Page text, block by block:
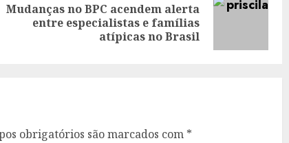
Previous
Next
Mudanças no BPC acendem alerta
entre especialistas e famílias
atípicas no Brasil
obrigatórios são marcados com *